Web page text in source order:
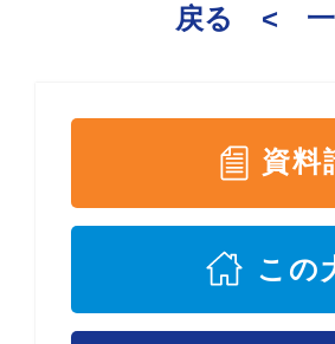
戻る <
資料
この